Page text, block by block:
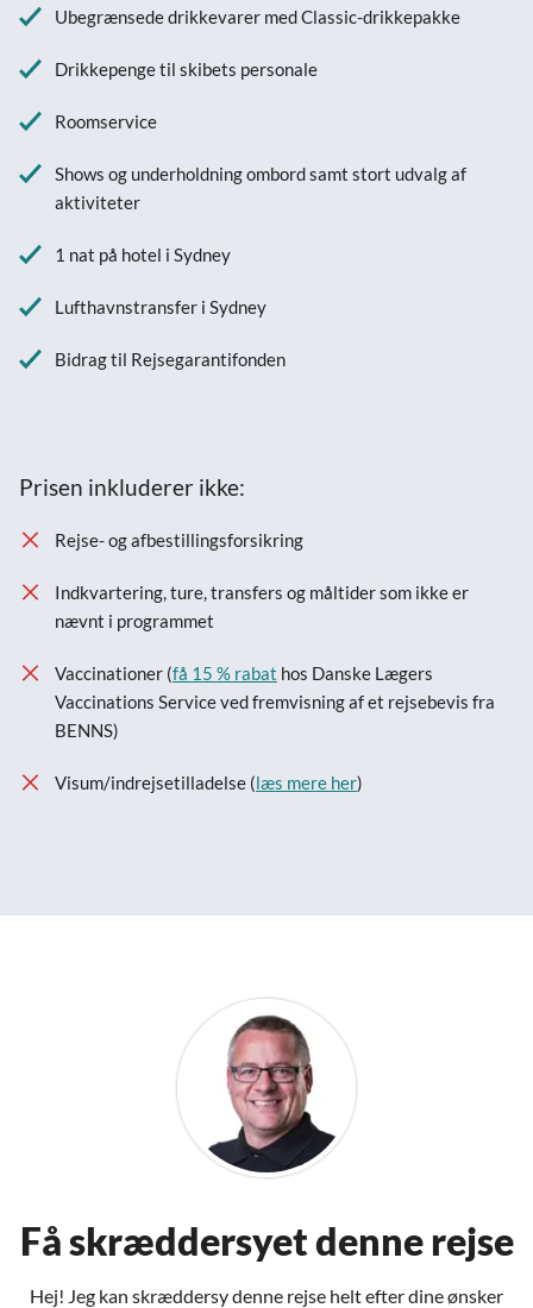
Ubegrænsede drikkevarer med Classic-drikkepakke
Drikkepenge til skibets personale
Roomservice
Shows og underholdning ombord samt stort udvalg af
aktiviteter
1 nat på hotel i Sydney
Lufthavnstransfer i Sydney
Bidrag til Rejsegarantifonden
Prisen inkluderer ikke:
Rejse- og afbestillingsforsikring
Indkvartering, ture, transfers og måltider som ikke er
nævnt i programmet
Vaccinationer (få 15 % rabat hos Danske Lægers
Vaccinations Service ved fremvisning af et rejsebevis fra
BENNS)
Visum/indrejsetilladelse (læs mere her)
Få skræddersyet denne rejse
Hej! Jeg kan skræddersy denne rejse helt efter dine ønsker